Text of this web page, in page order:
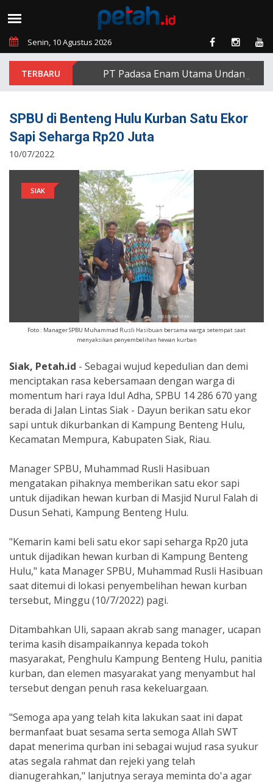
Senin, 10 Agustus 2026
PT Padasa Enam Utama Undang
SPBU di Benteng Hulu Kurban Satu Ekor
Sapi Seharga Rp20 Juta
10/07/2022
SIAK
Foto : Manager SPBU Muhammad Rusli Hasibuan bersama warga setempat saat
menyaksikan penyembelihan hewan kurban
Siak, Petah.id - Sebagai wujud kepedulian dan demi
menciptakan rasa kebersamaan dengan warga di
momentum hari raya Idul Adha, SPBU 14 286 670 yang
berada di Jalan Lintas Siak - Dayun berikan satu ekor
sapi untuk dikurbankan di Kampung Benteng Hulu,
Kecamatan Mempura, Kabupaten Siak, Riau.
Manager SPBU, Muhammad Rusli Hasibuan
mengatakan pihaknya memberikan satu ekor sapi
untuk dijadikan hewan kurban di Masjid Nurul Falah di
Dusun Sehati, Kampung Benteng Hulu.
"Kemarin kami beli satu ekor sapi seharga Rp20 juta
untuk dijadikan hewan kurban di Kampung Benteng
Hulu," kata Manager SPBU, Muhammad Rusli Hasibuan
saat ditemui di lokasi penyembelihan hewan kurban
tersebut, Minggu (10/7/2022) pagi.
Ditambahkan Uli, sapaan akrab sang manager, ucapan
terima kasih disampaikannya kepada tokoh
masyarakat, Penghulu Kampung Benteng Hulu, panitia
kurban, dan elemen masyarakat yang menyambut hal
tersebut dengan penuh rasa kekeluargaan.
"Semoga apa yang telah kita lakukan saat ini dapat
bermanfaat buat sesama serta semoga Allah SWT
dapat menerima qurban ini sebagai wujud rasa syukur
atas segala rahmat dan rejeki yang telah
dianugerahkan," lanjutnya seraya meminta do'a agar